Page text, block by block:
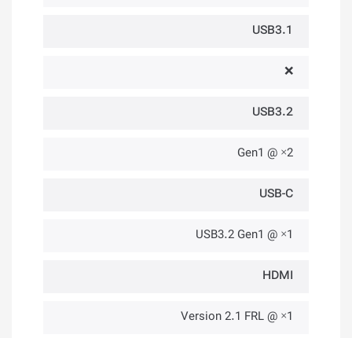
USB3.1
❌
USB3.2
2× @ Gen1
USB-C
1× @ USB3.2 Gen1
HDMI
1× @ Version 2.1 FRL